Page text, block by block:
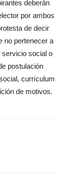
deberán
por ambos
de decir
no pertenecer a
servicio social o
postulación
currículum
de motivos.